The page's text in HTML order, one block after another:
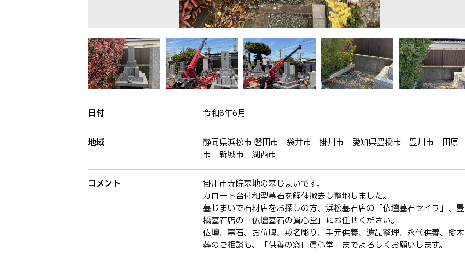
日付 令和8年6月
地域
静岡県浜松市 磐田市 袋井市 掛川市 愛知県豊橋市 豊川市 田原
市 新城市 湖西市
コメント
掛川市寺院墓地の墓じまいです。
カロート台付和型墓石を解体撤去し整地しました。
墓じまいで石材店をお探しの方、浜松墓石店の「仏壇墓石セイワ」、豊
橋墓石店の「仏壇墓石の眞心堂」にお任せください。
仏壇、墓石、お位牌、戒名彫り、手元供養、遺品整理、永代供養、樹木
葬のご相談も、「供養の窓口眞心堂」までよろしくお願いします。